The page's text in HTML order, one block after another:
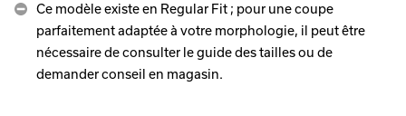
Ce modèle existe en Regular Fit ; pour une coupe
parfaitement adaptée à votre morphologie, il peut être
nécessaire de consulter le guide des tailles ou de
demander conseil en magasin.